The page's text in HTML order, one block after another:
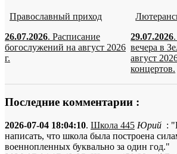
Православный приход
26.07.2026. Расписание
богослужений на август 2026
г.
29.07.2026
вечера в
август
концертов.
Последние комментарии :
2026-07-04 18:04:10. Школа 445 Юрий :
написать, что школа была построена
военнопленных буквально за один год."